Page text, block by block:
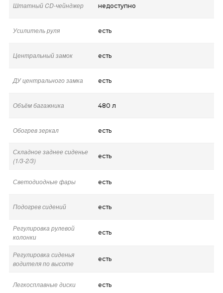
Штатный CD-чейнджер недоступно
Усилитель руля есть
Центральный замок есть
ДУ центрального замка есть
Объём багажника 480 л
Обогрев зеркал есть
Складное заднее сиденье
(1/3-2/3)
есть
Светодиодные фары есть
Подогрев сидений есть
Регулировка рулевой
колонки
есть
Регулировка сиденья
водителя по высоте
есть
Легкосплавные диски есть